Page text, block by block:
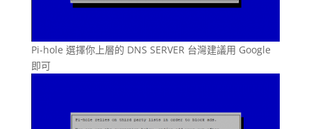
Pi-hole 選擇你上層的 DNS SERVER 台灣建議用 Google
即可